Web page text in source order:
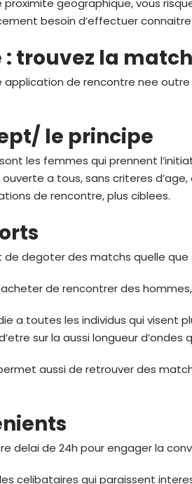
geographique, vous
besoin d’effectuer
: trouvez la match
application de rencontre nee
le principe
les femmes qui prennent
ouverte a tous, sans criteres
de rencontre, plus ciblees.
de degoter des matchs quelle que
de rencontrer des
a toutes les individus qui visent
sur la aussi longueur d’ondes
aussi de retrouver des
delai de 24h pour engager la
celibataires qui paraissent